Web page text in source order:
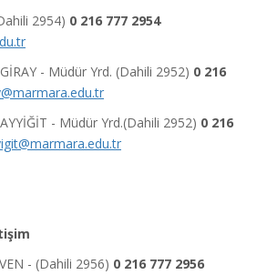
2954) 0 216 777 2954
- Müdür Yrd. (Dahili 2952) 0 216
- Müdür Yrd.(Dahili 2952) 0 216
- (Dahili 2956) 0 216 777 2956